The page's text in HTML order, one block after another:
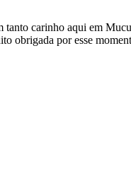
tanto carinho aqui em
obrigada por esse